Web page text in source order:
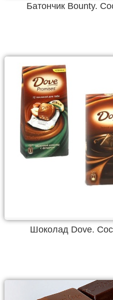
Батончик Bounty.
Шоколад Dove.